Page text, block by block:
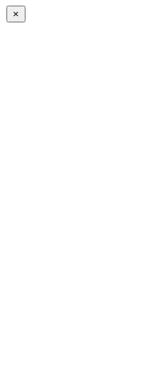
×